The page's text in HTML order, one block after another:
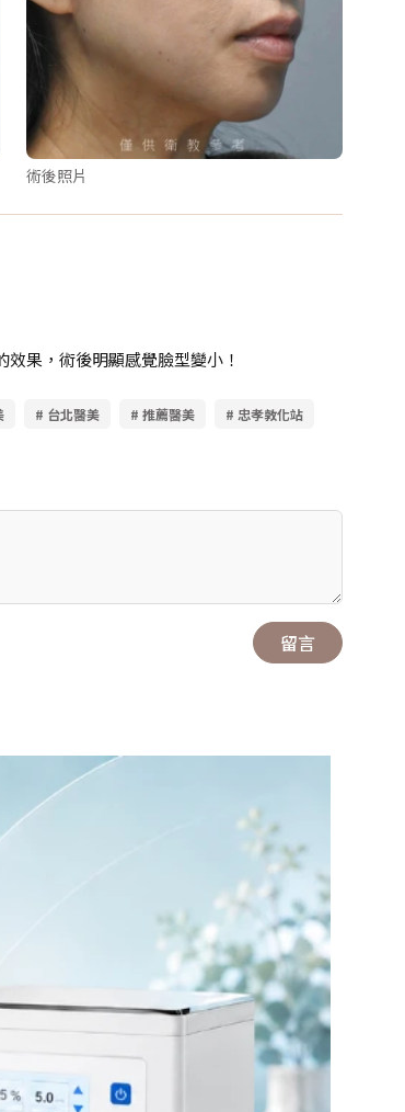
術後照片
果，術後明顯感覺臉型變小！
# 台北醫美 # 推薦醫美 # 忠孝敦化站
留言